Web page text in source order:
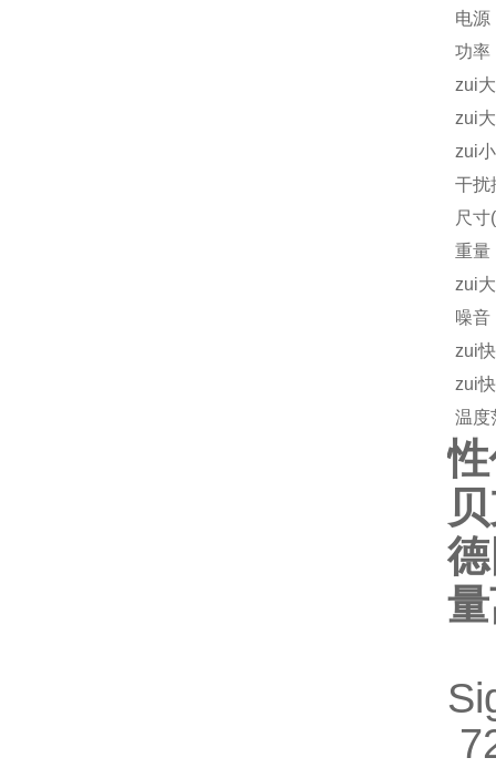
电源
功率
zui
zui
zui
干扰
尺寸
重量
zui
噪音
zui
zui
温度